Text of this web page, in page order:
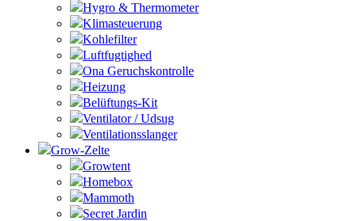
Hygro & Thermometer
Klimasteuerung
Kohlefilter
Luftfugtighed
Ona Geruchskontrolle
Heizung
Belüftungs-Kit
Ventilator / Udsug
Ventilationsslanger
Grow-Zelte
Growtent
Homebox
Mammoth
Secret Jardin